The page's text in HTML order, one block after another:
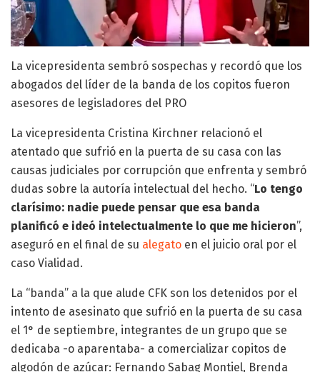
La vicepresidenta sembró sospechas y recordó que los
abogados del líder de la banda de los copitos fueron
asesores de legisladores del PRO
La vicepresidenta Cristina Kirchner relacionó el
atentado que sufrió en la puerta de su casa con las
causas judiciales por corrupción que enfrenta y sembró
dudas sobre la autoría intelectual del hecho. “Lo tengo
clarísimo: nadie puede pensar que esa banda
planificó e ideó intelectualmente lo que me hicieron”,
aseguró en el final de su alegato en el juicio oral por el
caso Vialidad.
La “banda” a la que alude CFK son los detenidos por el
intento de asesinato que sufrió en la puerta de su casa
el 1° de septiembre, integrantes de un grupo que se
dedicaba -o aparentaba- a comercializar copitos de
algodón de azúcar: Fernando Sabag Montiel, Brenda